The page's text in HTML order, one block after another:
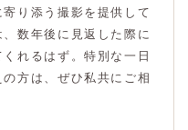
り添う撮影を提供して
数年後に見返した際に
れるはず。特別な一日
方は、ぜひ私共にご相